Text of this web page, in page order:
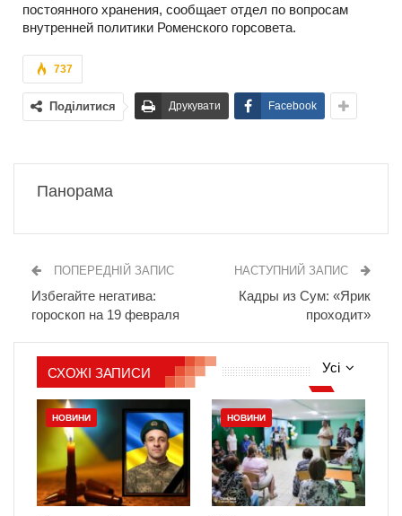
постоянного хранения, сообщает отдел по вопросам
внутренней политики Роменского горсовета.
737
Поділитися Друкувати Facebook
Панорама
ПОПЕРЕДНІЙ ЗАПИС
Избегайте негатива:
гороскоп на 19 февраля
НАСТУПНИЙ ЗАПИС
Кадры из Сум: «Ярик
проходит»
Усі
СХОЖІ ЗАПИСИ
НОВИНИ НОВИНИ